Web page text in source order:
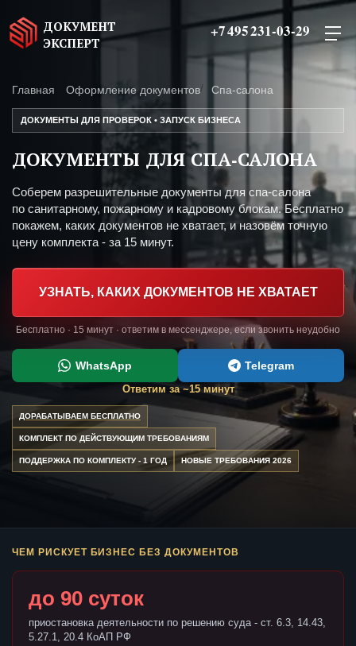
ДОКУМЕНТ
ЭКСПЕРТ
+7 495 231-03-29
Главная Оформление документов Спа-салона
ДОКУМЕНТЫ ДЛЯ ПРОВЕРОК • ЗАПУСК БИЗНЕСА
ДОКУМЕНТЫ ДЛЯ СПА-САЛОНА
Соберем разрешительные документы для спа-салона
по санитарному, пожарному и кадровому блокам. Бесплатно
покажем, каких документов не хватает, и назовём точную
цену комплекта - за 15 минут.
УЗНАТЬ, КАКИХ ДОКУМЕНТОВ НЕ ХВАТАЕТ
Бесплатно · 15 минут · ответим в мессенджере, если звонить неудобно
WhatsApp Telegram
Ответим за ~15 минут
ДОРАБАТЫВАЕМ БЕСПЛАТНО
КОМПЛЕКТ ПО ДЕЙСТВУЮЩИМ ТРЕБОВАНИЯМ
ПОДДЕРЖКА ПО КОМПЛЕКТУ - 1 ГОД НОВЫЕ ТРЕБОВАНИЯ 2026
ЧЕМ РИСКУЕТ БИЗНЕС БЕЗ ДОКУМЕНТОВ
до 90 суток
приостановка деятельности по решению суда - ст. 6.3, 14.43,
5.27.1, 20.4 КоАП РФ